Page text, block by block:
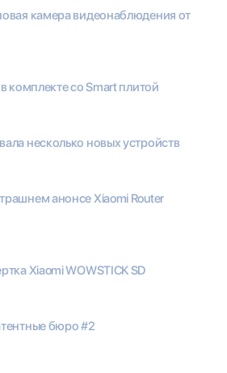
камера видеонаблюдения от
комплекте со Smart плитой
несколько новых устройств
анонсе Xiaomi Router
Xiaomi WOWSTICK SD
бюро #2